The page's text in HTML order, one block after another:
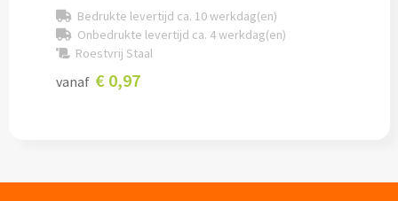
Memoblaadjes bedrukken
Memo boekjes bedrukken
Bedrukte levertijd ca. 10 werkdag(en)
Onbedrukte levertijd ca. 4 werkdag(en)
Roestvrij Staal
vanaf € 0,97